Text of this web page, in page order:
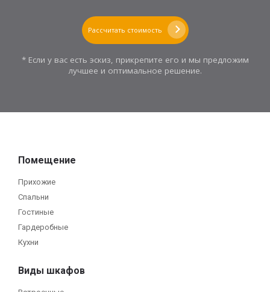
Рассчитать стоимость
* Если у вас есть эскиз, прикрепите его и мы предложим
лучшее и оптимальное решение.
Помещение
Прихожие
Спальни
Гостиные
Гардеробные
Кухни
Виды шкафов